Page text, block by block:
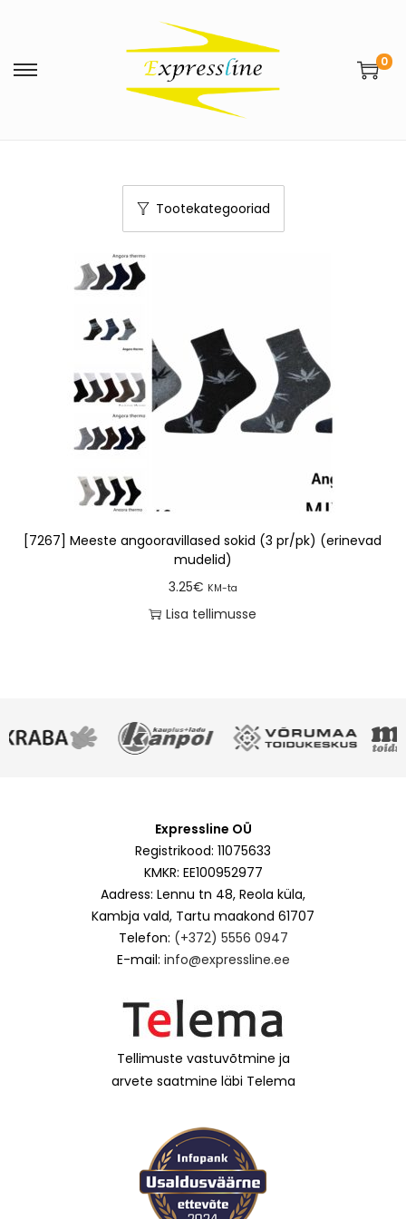
0
Tootekategooriad
[7267] Meeste angooravillased sokid (3 pr/pk) (erinevad
mudelid)
3.25€ KM-ta
Lisa tellimusse
Expressline OÜ
Registrikood: 11075633
KMKR: EE100952977
Aadress: Lennu tn 48, Reola küla,
Kambja vald, Tartu maakond 61707
Telefon: (+372) 5556 0947
E-mail: info@expressline.ee
Tellimuste vastuvõtmine ja
arvete saatmine läbi Telema